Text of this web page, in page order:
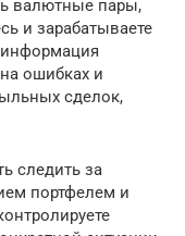
валютные пары,
и зарабатываете
ошибках и
сделок,
следить за
портфелем и